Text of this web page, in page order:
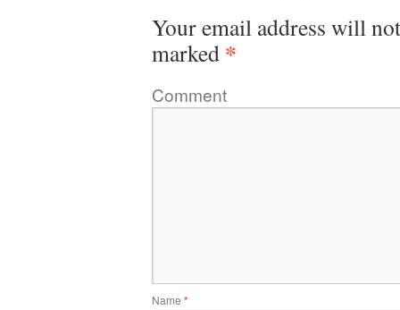
Your email address will
marked *
Comment
Name *